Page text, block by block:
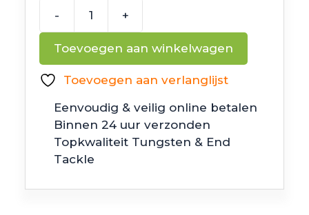
-
Swimmer
+
Toevoegen aan winkelwagen
Toevoegen aan verlanglijst
Eenvoudig & veilig online betalen
Binnen 24 uur verzonden
Topkwaliteit Tungsten & End
Tackle